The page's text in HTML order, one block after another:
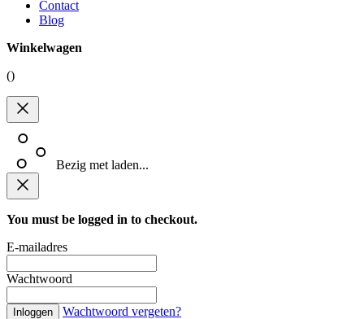
Contact
Blog
Winkelwagen
()
Bezig met laden...
You must be logged in to checkout.
E-mailadres
Wachtwoord
Inloggen
Wachtwoord vergeten?